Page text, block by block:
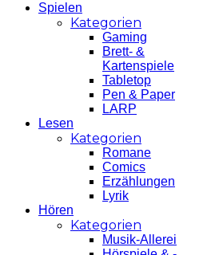
Spielen
Kategorien
Gaming
Brett- &
Kartenspiele
Tabletop
Pen & Paper
LARP
Lesen
Kategorien
Romane
Comics
Erzählungen
Lyrik
Hören
Kategorien
Musik-Allerei